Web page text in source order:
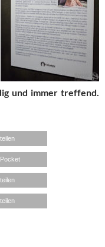
und immer treffend.
Frankfurt
teilen
Pocket
teilen
teilen